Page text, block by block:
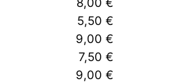
8,00 €
5,50 €
9,00 €
7,50 €
9,00 €